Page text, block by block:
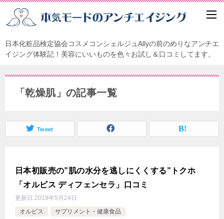
日本化粧品検定協会コスメコンシェルジュAllyの前のめりなアンチエ
イジング体験記！美容にいいものを色々お試し＆口コミしてます。
「乾燥肌」の記事一覧
Tweet
日本初販売の”肌の水分を逃しにくくする”トクホ
「オルビス ディフェンセラ」口コミ
更新日:2019年5月24日
オルビス
サプリメント・健康食品